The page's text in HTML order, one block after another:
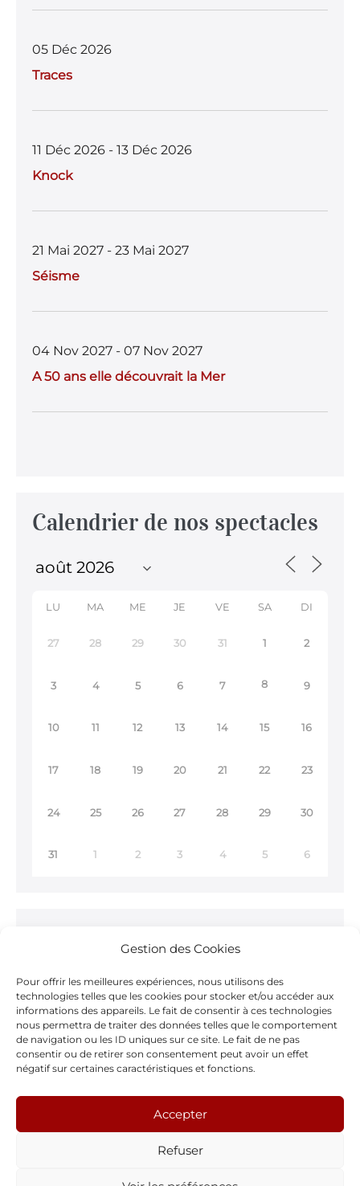
Gestion des Cookies
Pour offrir les meilleures expériences, nous utilisons des
technologies telles que les cookies pour stocker et/ou accéder aux
informations des appareils. Le fait de consentir à ces technologies
nous permettra de traiter des données telles que le comportement
de navigation ou les ID uniques sur ce site. Le fait de ne pas
consentir ou de retirer son consentement peut avoir un effet
négatif sur certaines caractéristiques et fonctions.
Accepter
Refuser
05 Déc 2026
Traces
11 Déc 2026 - 13 Déc 2026
Knock
21 Mai 2027 - 23 Mai 2027
Séisme
04 Nov 2027 - 07 Nov 2027
A 50 ans elle découvrait la Mer
Calendrier de nos spectacles
LU MA ME JE VE SA DI
27 28 29 30 31 1 2
3 4 5 6 7 8 9
10 11 12 13 14 15 16
17 18 19 20 21 22 23
24 25 26 27 28 29 30
31 1 2 3 4 5 6
Ne ratez rien !
Inscrivez-vous à notreNewsletter >
Notre page Facebook
a